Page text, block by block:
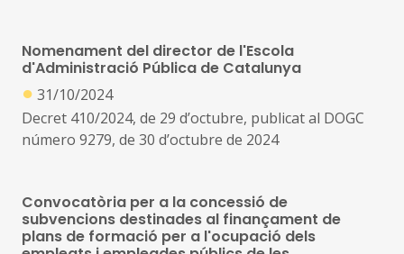
En el marc d’aquesta reunió s’ha debatut i aprovat el
Pla de Treball de l’àrea, que ha de servir de full de
ruta dels propers anys
Nomenament del director de l'Escola
d'Administració Pública de Catalunya
● 31/10/2024
Decret 410/2024, de 29 d’octubre, publicat al DOGC
número 9279, de 30 d’octubre de 2024
Convocatòria per a la concessió de
subvencions destinades al finançament de
plans de formació per a l'ocupació dels